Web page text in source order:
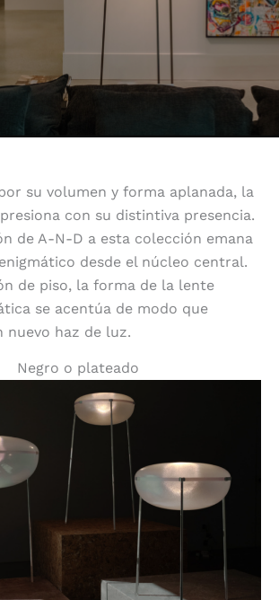
su volumen y forma aplanada, la
con su distintiva presencia.
de A-N-D a esta colección emana
desde el núcleo central.
de piso, la forma de la lente
se acentúa de modo que
nuevo haz de luz.
Negro o plateado